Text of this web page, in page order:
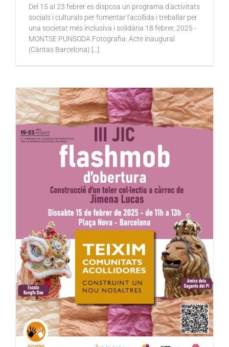
Del 15 al 23 febrer es disposa un programa d'activitats
socials i culturals per fomentar l'acollida i treballar per
una societat més inclusiva i solidària 18 febrer, 2025 -
MONTSE PUNSODA Fotografia: Acte inaugural
(Càritas Barcelona) [...]